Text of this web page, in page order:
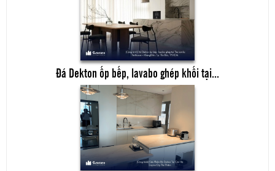
Đá Dekton ốp bếp, lavabo ghép khối tại...